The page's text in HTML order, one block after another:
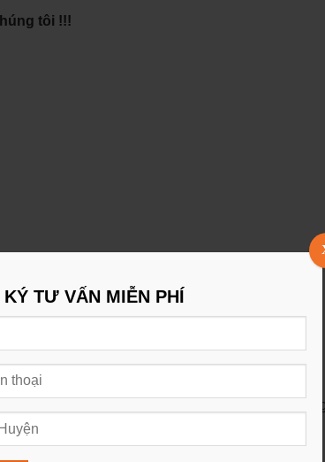
tôi !!!
!!! HOTLINE NV TƯ VẤN:0931897767
FPT
với chất lượng hình ảnh và âm thanh cao,
TƯ VẤN MIỄN PHÍ